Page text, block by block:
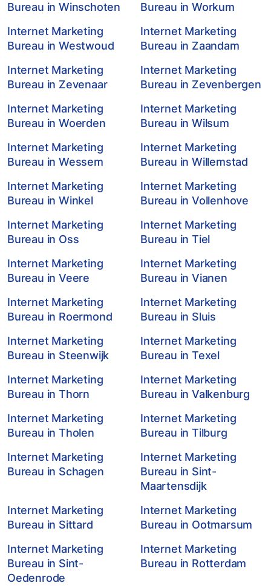
Bureau in Winschoten
Bureau in Workum
Internet Marketing
Bureau in Westwoud
Internet Marketing
Bureau in Zaandam
Internet Marketing
Bureau in Zevenaar
Internet Marketing
Bureau in Zevenbergen
Internet Marketing
Bureau in Woerden
Internet Marketing
Bureau in Wilsum
Internet Marketing
Bureau in Wessem
Internet Marketing
Bureau in Willemstad
Internet Marketing
Bureau in Winkel
Internet Marketing
Bureau in Vollenhove
Internet Marketing
Bureau in Oss
Internet Marketing
Bureau in Tiel
Internet Marketing
Bureau in Veere
Internet Marketing
Bureau in Vianen
Internet Marketing
Bureau in Roermond
Internet Marketing
Bureau in Sluis
Internet Marketing
Bureau in Steenwijk
Internet Marketing
Bureau in Texel
Internet Marketing
Bureau in Thorn
Internet Marketing
Bureau in Valkenburg
Internet Marketing
Bureau in Tholen
Internet Marketing
Bureau in Tilburg
Internet Marketing
Bureau in Schagen
Internet Marketing
Bureau in Sint-
Maartensdijk
Internet Marketing
Bureau in Sittard
Internet Marketing
Bureau in Ootmarsum
Internet Marketing
Bureau in Sint-
Oedenrode
Internet Marketing
Bureau in Rotterdam